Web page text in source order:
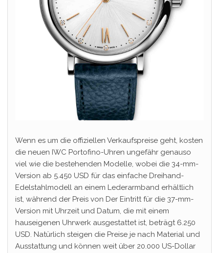
Wenn es um die offiziellen Verkaufspreise geht, kosten
die neuen IWC Portofino-Uhren ungefähr genauso
viel wie die bestehenden Modelle, wobei die 34-mm-
Version ab 5.450 USD für das einfache Dreihand-
Edelstahlmodell an einem Lederarmband erhältlich
ist, während der Preis von Der Eintritt für die 37-mm-
Version mit Uhrzeit und Datum, die mit einem
hauseigenen Uhrwerk ausgestattet ist, beträgt 6.250
USD. Natürlich steigen die Preise je nach Material und
Ausstattung und können weit über 20.000 US-Dollar